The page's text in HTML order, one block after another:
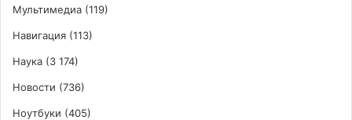
Мультимедиа (119)
Навигация (113)
Наука (3 174)
Новости (736)
Ноутбуки (405)